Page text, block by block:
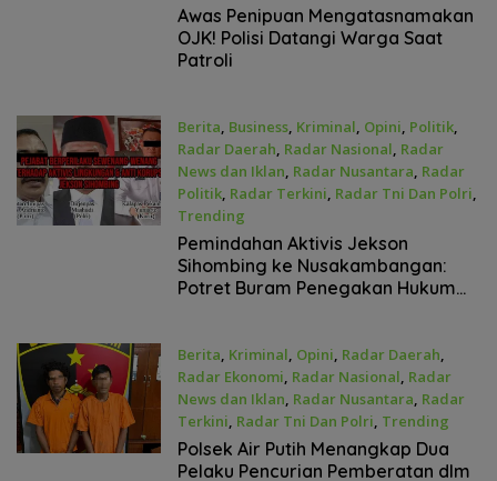
April 21, 2026
Awas Penipuan Mengatasnamakan
OJK! Polisi Datangi Warga Saat
Patroli
Berita, Business, Kriminal, Opini, Politik,
Radar Daerah, Radar Nasional, Radar
News dan Iklan, Radar Nusantara, Radar
Politik, Radar Terkini, Radar Tni Dan Polri,
Trending
April 21, 2026
Pemindahan Aktivis Jekson
Sihombing ke Nusakambangan:
Potret Buram Penegakan Hukum
Berita, Kriminal, Opini, Radar Daerah,
Radar Ekonomi, Radar Nasional, Radar
News dan Iklan, Radar Nusantara, Radar
Terkini, Radar Tni Dan Polri, Trending
April 21, 2026
Polsek Air Putih Menangkap Dua
Pelaku Pencurian Pemberatan dlm